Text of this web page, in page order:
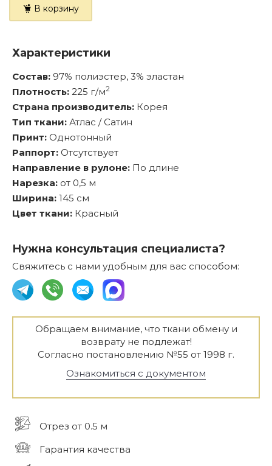
В корзину
Характеристики
Состав: 97% полиэстер, 3% эластан
Плотность: 225 г/м2
Страна производитель: Корея
Тип ткани: Атлас / Сатин
Принт: Однотонный
Раппорт: Отсутствует
Направление в рулоне: По длине
Нарезка: от 0,5 м
Ширина: 145 см
Цвет ткани: Красный
Нужна консультация специалиста?
Свяжитесь с нами удобным для вас способом:
Обращаем внимание, что ткани обмену и
возврату не подлежат!
Согласно постановлению №55 от 1998 г.
Ознакомиться с документом
Отрез от 0.5 м
Гарантия качества